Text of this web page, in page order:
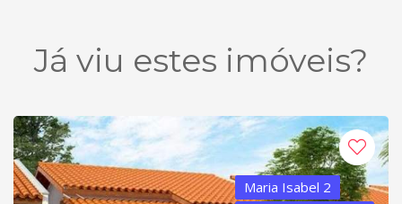
Já viu estes imóveis?
Maria Isabel 2